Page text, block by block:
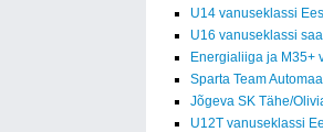
U14 vanuseklassi
U16 vanuseklassi
Energialiiga ja M35+
Sparta Team
Jõgeva SK Tähe/
U12T vanuseklassi